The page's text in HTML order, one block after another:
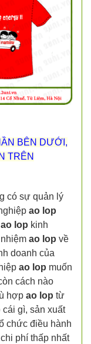
BÊN DƯỚI,
TRÊN
có sự quản lý
ao lop
lop kinh
ao lop về
doanh của
ao lop muốn
cách nào
hợp ao lop từ
cái gì, sản xuất
chức điều hành
chi phí thấp nhất